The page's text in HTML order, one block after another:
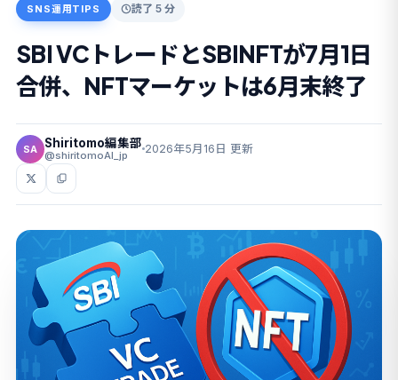
SNS運用TIPS 読了 5 分
SBI VCトレードとSBINFTが7月1日
合併、NFTマーケットは6月末終了
SA Shiritomo編集部
@shiritomoAI_jp 2026年5月16日 更新